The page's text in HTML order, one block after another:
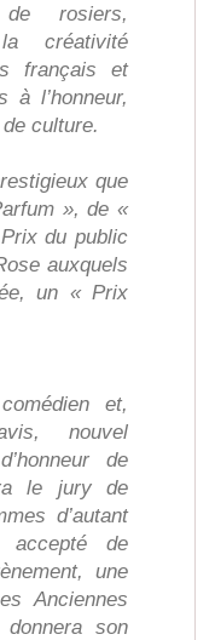
de rosiers,
créativité
français et
à l’honneur,
culture.
que
», de «
du public
auxquels
un « Prix
et,
nouvel
de
le jury de
d’autant
accepté de
une
Anciennes
son